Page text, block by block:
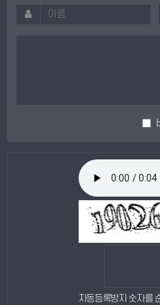
자동등록방지 숫자를